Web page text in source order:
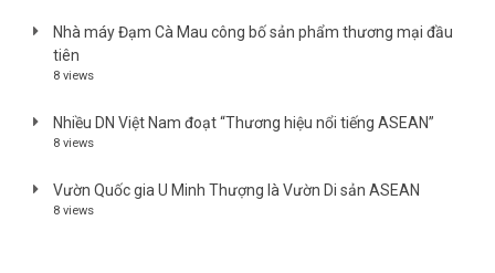
Nhà máy Đạm Cà Mau công bố sản phẩm thương mại đầu
tiên
8 views
Nhiều DN Việt Nam đoạt “Thương hiệu nổi tiếng ASEAN”
8 views
Vườn Quốc gia U Minh Thượng là Vườn Di sản ASEAN
8 views